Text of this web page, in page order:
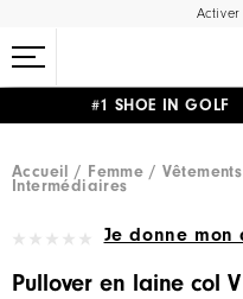
#1 SHOE IN
Accueil
Femme Vêtements
Intermédiaires
Je donne mon
Pullover en laine col V